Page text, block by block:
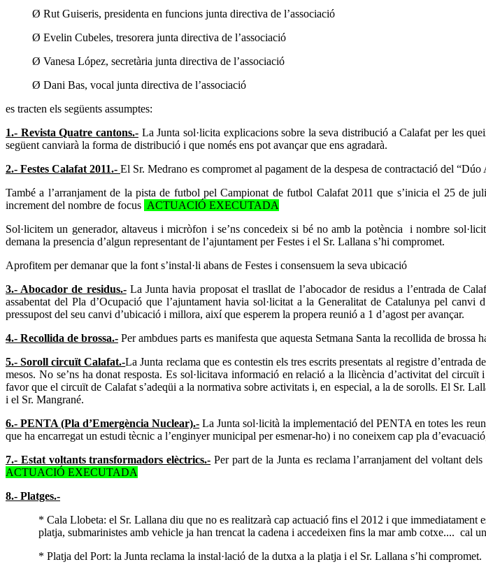
Ø Rut Guiseris, presidenta en funcions junta directiva de l’associació
Ø Evelin Cubeles, tresorera junta directiva de l’associació
Ø Vanesa López, secretària junta directiva de l’associació
Ø Dani Bas, vocal junta directiva de l’associació
es tracten els següents assumptes:
1.- Revista Quatre cantons.-La Junta sol·licita explicacions sobre la seva distribució a Calafat per les
següent canviarà la forma de distribució i que només ens pot avançar que ens agradarà.
2.- Festes Calafat 2011.- El Sr. Medrano es compromet al pagament de la despesa de contractació del
També a l’arranjament de la pista de futbol pel Campionat de futbol Calafat 2011 que s’inicia el 25 de
increment del nombre de focus ACTUACIÓ EXECUTADA
Sol·licitem un generador, altaveus i micròfon i se’ns concedeix si bé no amb la potència
i nombre
demana la presencia d’algun representant de l’ajuntament per Festes i el Sr. Lallana s’hi compromet.
Aprofitem per demanar que la font s’instal·li abans de Festes i consensuem la seva ubicació
3.- Abocador de residus.-La Junta havia proposat el trasllat de l’abocador de residus a l’entrada de
assabentat del Pla d’Ocupació que l’ajuntament havia sol·licitat a la Generalitat de Catalunya pel
pressupost del seu canvi d’ubicació i millora, així que esperem la propera reunió a 1 d’agost per avançar.
4.- Recollida de brossa.- Per ambdues parts es manifesta que aquesta Setmana Santa la recollida de
5.- Soroll circuït Calafat.-La Junta reclama que es contestin els tres escrits presentats al registre
mesos. No se’ns ha donat resposta. Es sol·licitava informació en relació a la llicència d’activitat del
favor que el circuït de Calafat s’adeqüi a la normativa sobre activitats i, en especial, a la de sorolls. El Sr.
i el Sr. Mangrané.
6.- PENTA (Pla d’Emergència Nuclear).- La Junta sol·licità la implementació del PENTA en totes les
que ha encarregat un estudi tècnic a l’enginyer municipal per esmenar-ho) i no coneixem cap pla
7.- Estat voltants transformadors elèctrics.- Per part de la Junta es reclama l’arranjament del voltant
ACTUACIÓ EXECUTADA
8.- Platges.-
* Cala Llobeta: el Sr. Lallana diu que no es realitzarà cap actuació fins el 2012 i que immediatament
platja, submarinistes amb vehicle ja han trencat la cadena i accedeixen fins la mar amb cotxe.... cal
* Platja del Port: la Junta reclama la instal·lació de la dutxa a la platja i el Sr. Lallana s’hi compromet.